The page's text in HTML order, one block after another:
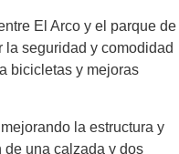
El Arco y el parque de
la seguridad y comodidad
bicicletas y mejoras
la estructura y
una calzada y dos